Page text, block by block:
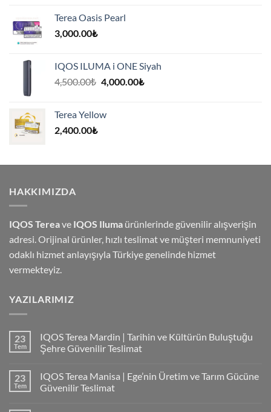
Terea Oasis Pearl
3,000.00₺
IQOS ILUMA i ONE Siyah
4,500.00₺ Orijinal
4,000.00₺Şu
Terea Yellow
2,400.00₺
HAKKIMIZDA
IQOS Tereave IQOS Iluma ürünlerinde güvenilir alışverişin
adresi. Orijinal ürünler, hızlı teslimat ve müşteri memnuniyeti
odaklı hizmet anlayışıyla Türkiye genelinde hizmet
vermekteyiz.
YAZILARIMIZ
23
Tem
IQOS Terea Mardin | Tarihin ve Kültürün Buluştuğu
Şehre Güvenilir Teslimat
23
Tem
IQOS Terea Manisa | Ege’nin Üretim ve Tarım Gücüne
Güvenilir Teslimat